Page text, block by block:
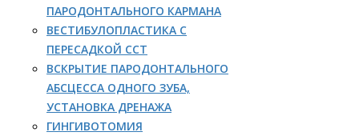
ПАРОДОНТАЛЬНОГО КАРМАНА
ВЕСТИБУЛОПЛАСТИКА С
ПЕРЕСАДКОЙ ССТ
ВСКРЫТИЕ ПАРОДОНТАЛЬНОГО
АБСЦЕССА ОДНОГО ЗУБА,
УСТАНОВКА ДРЕНАЖА
ГИНГИВОТОМИЯ